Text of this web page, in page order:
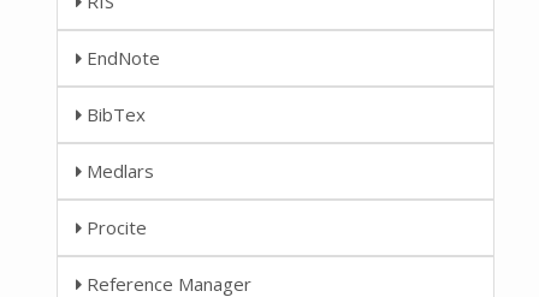
EndNote
BibTex
Medlars
Procite
Reference Manager